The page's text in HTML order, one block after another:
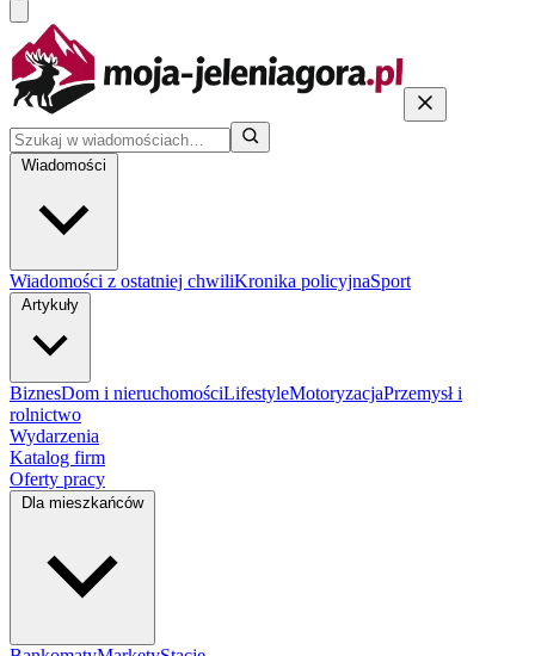
Wiadomości
Wiadomości z ostatniej chwiliKronika policyjnaSport
Artykuły
BiznesDom i nieruchomościLifestyleMotoryzacjaPrzemysł i
rolnictwo
Wydarzenia
Katalog firm
Oferty pracy
Dla mieszkańców